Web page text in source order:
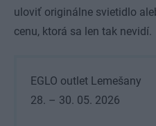
uloviť originálne svietidlo
cenu, ktorá sa len tak nevidí.
EGLO outlet Lemešany
28. – 30. 05. 2026